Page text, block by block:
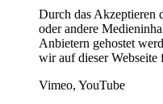
Durch das Akzeptieren
oder andere
Anbietern gehostet
wir auf dieser Webseite
Vimeo, YouTube